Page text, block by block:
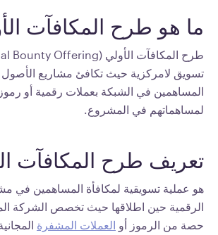
ما هو طرح المكافآت
تسويق لامركزية حيث تكافئ مشاريع
المساهمين في الشبكة بعملات رقمية أو
لمساهماتهم في المشروع.
تعريف طرح المكافآت
هو عملية تسويقية لمكافأة المساهمين في
الرقمية حين اطلاقها حيث تخصص الشركة
حصة من الرموز أو العملات المشفرة